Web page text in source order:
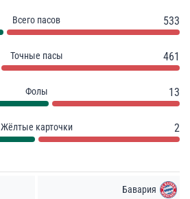
Всего пасов 533
Точные пасы 461
Фолы 13
Жёлтые карточки 2
Бавария